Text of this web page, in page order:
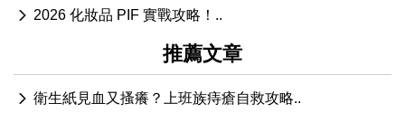
2026 化妝品 PIF 實戰攻略！..
推薦文章
衛生紙見血又搔癢？上班族痔瘡自救攻略..